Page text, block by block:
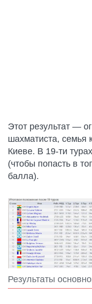
Этот результат —
шахматиста, семья
Киеве. В 19-ти
(чтобы попасть в
балла).
Результаты